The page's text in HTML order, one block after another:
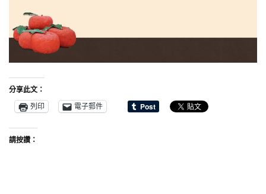
分享此文：
列印
電子郵件
請按讚：